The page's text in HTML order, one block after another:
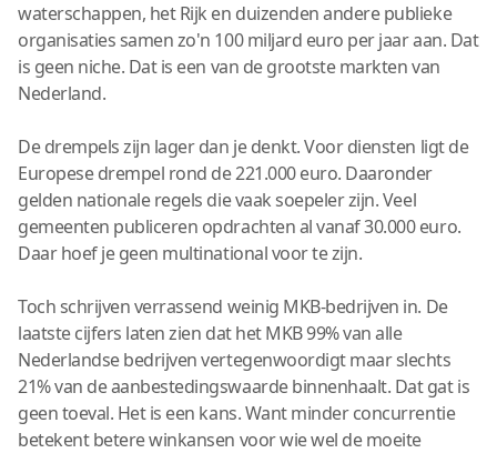
waterschappen, het Rijk en duizenden andere publieke
organisaties samen zo'n 100 miljard euro per jaar aan. Dat
is geen niche. Dat is een van de grootste markten van
Nederland.
De drempels zijn lager dan je denkt. Voor diensten ligt de
Europese drempel rond de 221.000 euro. Daaronder
gelden nationale regels die vaak soepeler zijn. Veel
gemeenten publiceren opdrachten al vanaf 30.000 euro.
Daar hoef je geen multinational voor te zijn.
Toch schrijven verrassend weinig MKB-bedrijven in. De
laatste cijfers laten zien dat het MKB 99% van alle
Nederlandse bedrijven vertegenwoordigt maar slechts
21% van de aanbestedingswaarde binnenhaalt. Dat gat is
geen toeval. Het is een kans. Want minder concurrentie
betekent betere winkansen voor wie wel de moeite